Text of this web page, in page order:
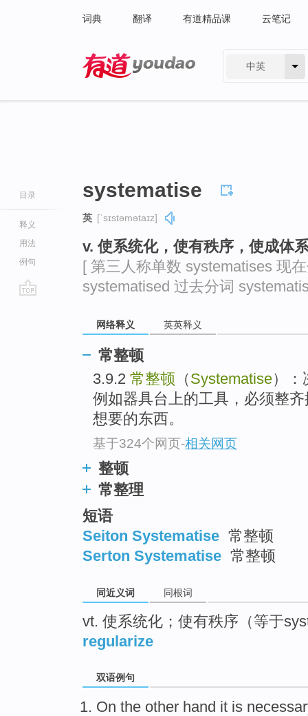
词典 翻译 有道精品课 云笔记
中英
目录
释义
用法
例句
systematise
英 [ˈsɪstəmətaɪz]
v. 使系统化，使有秩序，使成体
[ 第三人称单数 systematises 现
systematised 过去分词
网络释义 英英释义
常整顿
3.9.2 常整顿 （Systematise）：
例如器具台上的工具，必须整
想要的东西。
基于324个网页-相关网页
整顿
常整理
短语
Seiton Systematise 常整顿
Serton Systematise 常整顿
同近义词 同根词
vt. 使系统化；使有秩序（等于
regularize
双语例句
On the other hand it is